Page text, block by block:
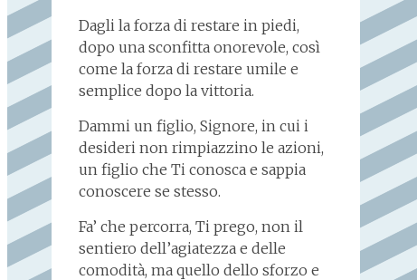
Dagli la forza di restare in piedi,
dopo una sconfitta onorevole, così
come la forza di restare umile e
semplice dopo la vittoria.
Dammi un figlio, Signore, in cui i
desideri non rimpiazzino le azioni,
un figlio che Ti conosca e sappia
conoscere se stesso.
Fa’ che percorra, Ti prego, non il
sentiero dell’agiatezza e delle
comodità, ma quello dello sforzo e